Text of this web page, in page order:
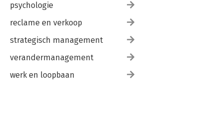
psychologie
reclame en verkoop
strategisch management
verandermanagement
werk en loopbaan